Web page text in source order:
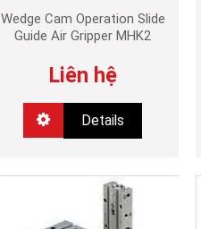
Wedge Cam Operation Slide
Guide Air Gripper MHK2
Liên hệ
Details